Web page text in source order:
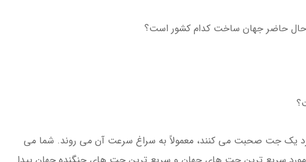
حاضر جهان ساخت کدام کشور است؟
یک جت صحبت می کنند، معمولاً به سراغ سرعت آن می روند. شما می